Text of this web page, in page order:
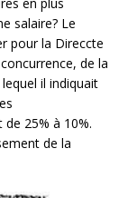
salaire? Le
pour la Direccte
de la
il indiquait
25% à 10%.
de la